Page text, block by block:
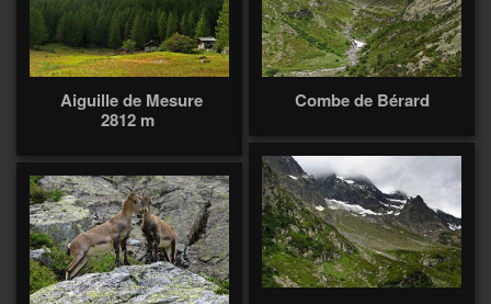
Aiguille de Mesure
2812 m
Combe de Bérard